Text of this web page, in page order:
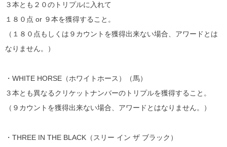
３本とも２０のトリプルに入れて
１８０点 or ９本を獲得すること。
（１８０点もしくは９カウントを獲得出来ない場合、アワードとは
なりません。）
・WHITE HORSE（ホワイトホース）（馬）
３本とも異なるクリケットナンバーのトリプルを獲得すること。
（９カウントを獲得出来ない場合、アワードとはなりません。）
・THREE IN THE BLACK（スリー イン ザ ブラック）